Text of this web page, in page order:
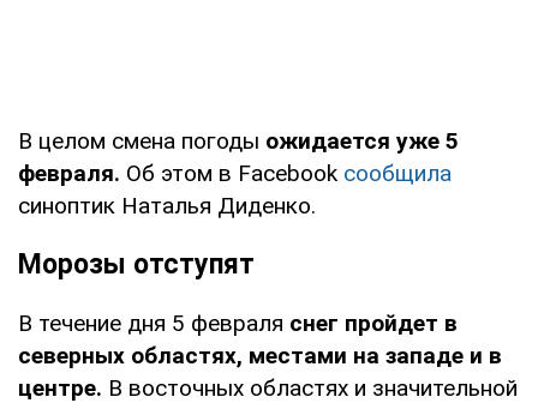
В целом смена погоды ожидается уже 5
февраля. Об этом в Facebook сообщила
синоптик Наталья Диденко.
Морозы отступят
В течение дня 5 февраля снег пройдет в
северных областях, местами на западе и в
центре. В восточных областях и значительной